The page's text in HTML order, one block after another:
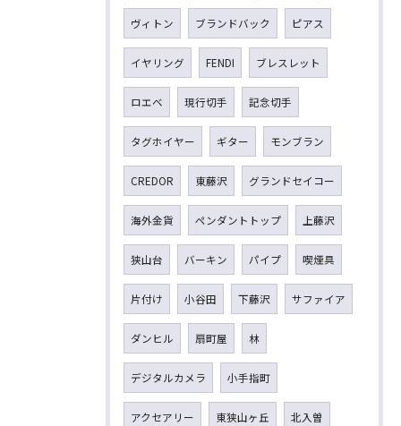
ヴィトン ブランドバック ピアス
イヤリング FENDI ブレスレット
ロエベ 現行切手 記念切手
タグホイヤー ギター モンブラン
CREDOR 東藤沢 グランドセイコー
海外金貨 ペンダントトップ 上藤沢
狭山台 バーキン パイプ 喫煙具
片付け 小谷田 下藤沢 サファイア
ダンヒル 扇町屋 林
デジタルカメラ 小手指町
アクセアリー 東狭山ヶ丘 北入曽